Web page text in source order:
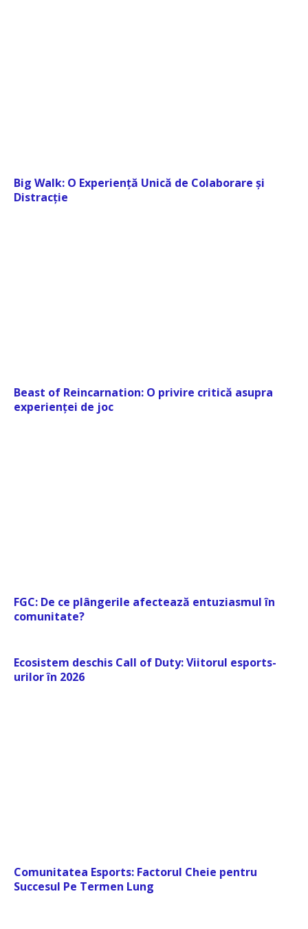
Big Walk: O Experiență Unică de Colaborare și
Distracție
Beast of Reincarnation: O privire critică asupra
experienței de joc
FGC: De ce plângerile afectează entuziasmul în
comunitate?
Ecosistem deschis Call of Duty: Viitorul esports-
urilor în 2026
Comunitatea Esports: Factorul Cheie pentru
Succesul Pe Termen Lung